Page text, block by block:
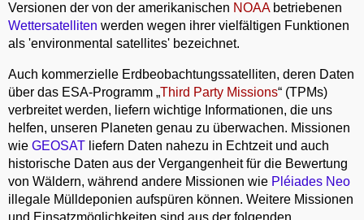
Versionen der von der amerikanischen NOAAbetriebenen
Wettersatelliten werden wegen ihrer vielfältigen Funktionen
als 'environmental satellites' bezeichnet.
Auch kommerzielle Erdbeobachtungssatelliten, deren Daten
über das ESA-Programm „Third Party Missions“ (TPMs)
verbreitet werden, liefern wichtige Informationen, die uns
helfen, unseren Planeten genau zu überwachen. Missionen
wie GEOSAT liefern Daten nahezu in Echtzeit und auch
historische Daten aus der Vergangenheit für die Bewertung
von Wäldern, während andere Missionen wie Pléiades Neo
illegale Mülldeponien aufspüren können. Weitere Missionen